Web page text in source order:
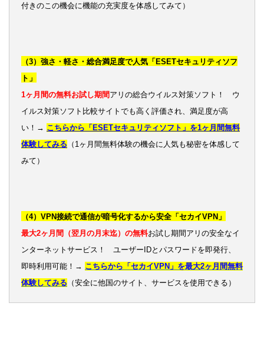
付きのこの機会に機能の充実度を体感してみて）
（3）強さ・軽さ・総合満足度で人気「ESETセキュリティソフ
ト」
1ヶ月間の無料お試し期間 アリの総合ウイルス対策ソフト！ ウ
イルス対策ソフト比較サイトでも高く評価され、満足度が高
い！→ こちらから「ESETセキュリティソフト」を1ヶ月間無料
体験してみる （1ヶ月間無料体験の機会に人気も秘密を体感して
みて）
（4）VPN接続で通信が暗号化するから安全「セカイVPN」
最大2ヶ月間（翌月の月末迄）の無料お試し期間アリの安全なイ
ンターネットサービス！ ユーザーIDとパスワードを即発行、
即時利用可能！→ こちらから「セカイVPN」を最大2ヶ月間無料
体験してみる （安全に他国のサイト、サービスを使用できる）